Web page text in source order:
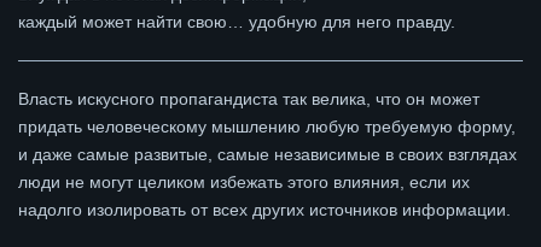
каждый может найти свою… удобную для него правду.
Власть искусного пропагандиста так велика, что он может
придать человеческому мышлению любую требуемую форму,
и даже самые развитые, самые независимые в своих взглядах
люди не могут целиком избежать этого влияния, если их
надолго изолировать от всех других источников информации.